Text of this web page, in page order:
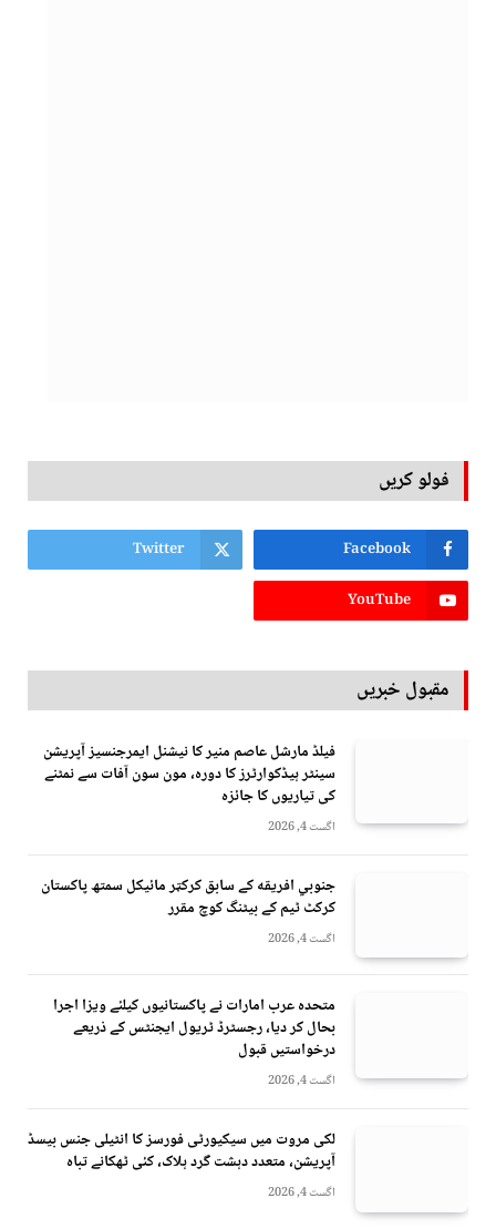
فولو کریں
Facebook
Twitter
YouTube
مقبول خبریں
فیلڈ مارشل عاصم منیر کا نیشنل ایمرجنسیز آپریشن
سینٹر ہیڈکوارٹرز کا دورہ، مون سون آفات سے نمٹنے
کی تیاریوں کا جائزہ
اگست 4, 2026
جنوبي افريقه کے سابق کرکټر مائیکل سمتھ پاکستان
کرکٹ ٹیم کے بیٹنگ کوچ مقرر
اگست 4, 2026
متحدہ عرب امارات نے پاکستانیوں کیلئے ویزا اجرا
بحال کر دیا، رجسٹرڈ ٹریول ایجنٹس کے ذریعے
درخواستیں قبول
اگست 4, 2026
لکی مروت میں سیکیورٹی فورسز کا انٹیلی جنس بیسڈ
آپریشن، متعدد دہشت گرد ہلاک، کئی ٹھکانے تباہ
اگست 4, 2026